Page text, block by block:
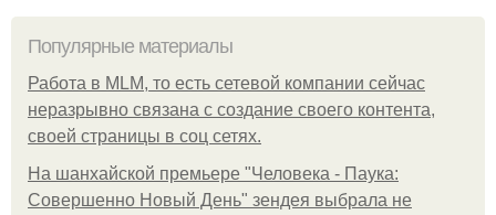
Популярные материалы
Работа в MLM, то есть сетевой компании сейчас
неразрывно связана с создание своего контента,
своей страницы в соц сетях.
На шанхайской премьере "Человека - Паука:
Совершенно Новый День" зендея выбрала не